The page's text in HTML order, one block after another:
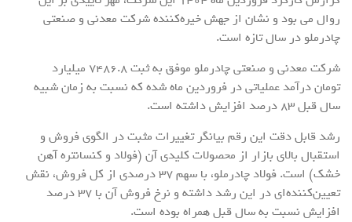
روال می بود و نشان از جهش خیره‌کننده شرکت معدنی و صنعتی
چادرملو در سال تازه است.
شرکت معدنی و صنعتی چادرملو موفق به ثبت 7486.8 میلیارد
تومان درآمد عملیاتی در فروردین‌ ماه شده که نسبت به زمان شبیه
سال قبل 83 درصد افزایش داشته است.
رشد قابل‌ دقت این رقم بیانگر تغییرات مثبت در الگوی فروش و
استقبال بالای بازار از محصولات کلیدی آن (فولاد و کنسانتره آهن
خشک) است. فولاد چادرملو، با سهم 37 درصدی از کل فروش، نقش
تعیین‌کننده‌ای در این رشد داشته و نرخ فروش آن با 37 درصد
افزایش نسبت به سال قبل همراه بوده است.